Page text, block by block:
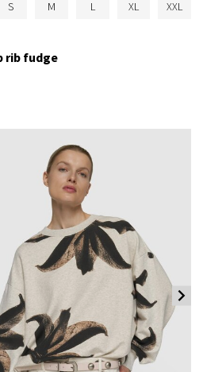
S M L XL XXL
rib fudge